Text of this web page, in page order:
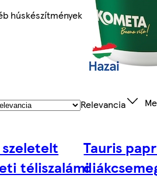
húskészítmények
Relevancia
szeletelt
téliszalámi
Tauris